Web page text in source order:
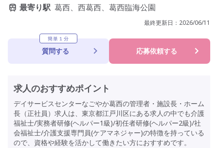
最寄り駅 葛西、西葛西、葛西臨海公園
最終更新日： 2026/06/11
簡単１分
質問する 応募依頼する
求人のおすすめポイント
デイサービスセンターなごやか葛西の管理者・施設長・ホーム
長（正社員）求人は、東京都江戸川区にある求人の中でも介護
福祉士/実務者研修(ヘルパー1級)/初任者研修(ヘルパー2級)/社
会福祉士/介護支援専門員(ケアマネジャー)の特徴を持っている
ので、資格や経験を活かして働きたい方におすすめです。